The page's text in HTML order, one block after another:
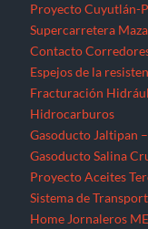
Proyecto Cuyutlán-
Supercarretera
Contacto
Espejos de la
Fracturación
Hidrocarburos
Gasoducto Jaltipan
Gasoducto Salina
Proyecto Aceites
Sistema de
Home Jornaleros